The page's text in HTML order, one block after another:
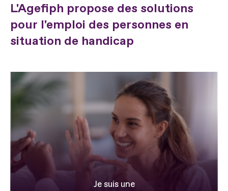
L'Agefiph propose des solutions
pour l'emploi des personnes en
situation de handicap
Je suis une